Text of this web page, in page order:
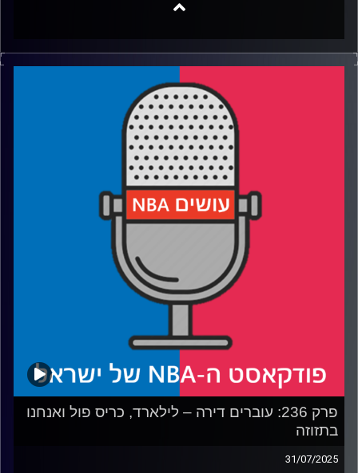
פרק 236: עוברים דירה – לילארד, כריס פול ואנחנו
בתזוזה
31/07/2025